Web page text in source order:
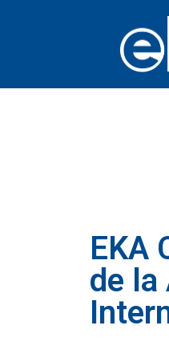
EKA
de la